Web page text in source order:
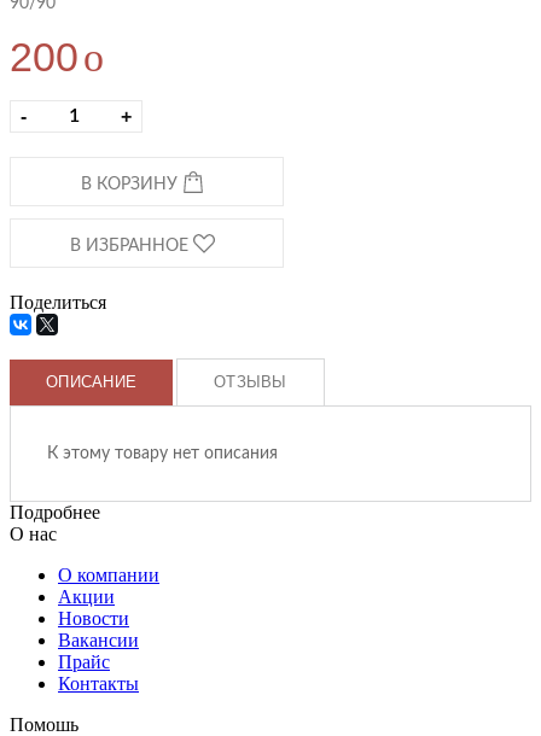
90/90
200o
- +
В КОРЗИНУ
В ИЗБРАННОЕ
Поделиться
ОПИСАНИЕ ОТЗЫВЫ
К этому товару нет описания
Подробнее
О нас
О компании
Акции
Новости
Вакансии
Прайс
Контакты
Помошь